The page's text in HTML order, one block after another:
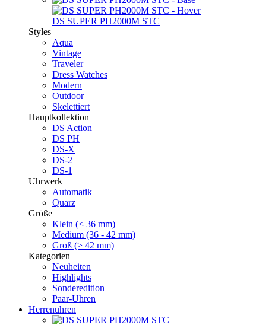
DS SUPER PH2000M STC
Styles
Aqua
Vintage
Traveler
Dress Watches
Modern
Outdoor
Skelettiert
Hauptkollektion
DS Action
DS PH
DS-X
DS-2
DS-1
Uhrwerk
Automatik
Quarz
Größe
Klein (< 36 mm)
Medium (36 - 42 mm)
Groß (> 42 mm)
Kategorien
Neuheiten
Highlights
Sonderedition
Paar-Uhren
Herrenuhren